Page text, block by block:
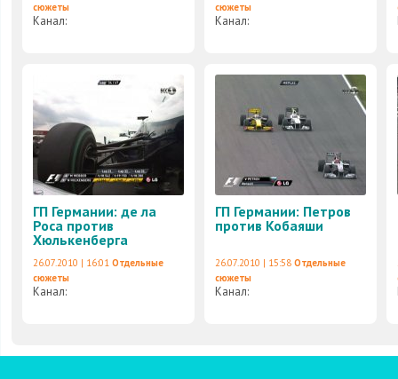
сюжеты
Канал:
сюжеты
Канал:
ГП Германии: де ла
Роса против
Хюлькенберга
26.07.2010 | 16:01 Отдельные
сюжеты
Канал:
ГП Германии: Петров
против Кобаяши
26.07.2010 | 15:58 Отдельные
сюжеты
Канал: